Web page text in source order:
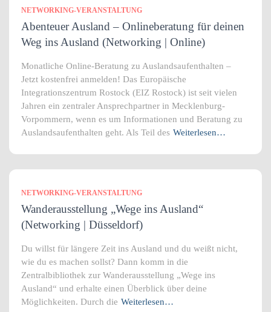
NETWORKING-VERANSTALTUNG
Abenteuer Ausland – Onlineberatung für deinen
Weg ins Ausland (Networking | Online)
Monatliche Online-Beratung zu Auslandsaufenthalten –
Jetzt kostenfrei anmelden! Das Europäische
Integrationszentrum Rostock (EIZ Rostock) ist seit vielen
Jahren ein zentraler Ansprechpartner in Mecklenburg-
Vorpommern, wenn es um Informationen und Beratung zu
Auslandsaufenthalten geht. Als Teil des Weiterlesen…
NETWORKING-VERANSTALTUNG
Wanderausstellung „Wege ins Ausland“
(Networking | Düsseldorf)
Du willst für längere Zeit ins Ausland und du weißt nicht,
wie du es machen sollst? Dann komm in die
Zentralbibliothek zur Wanderausstellung „Wege ins
Ausland“ und erhalte einen Überblick über deine
Möglichkeiten. Durch die Weiterlesen…